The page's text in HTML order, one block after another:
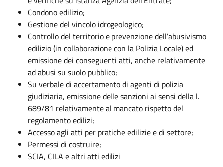
Condono edilizio;
Gestione del vincolo idrogeologico;
Controllo del territorio e prevenzione dell’abusivismo
edilizio (in collaborazione con la Polizia Locale) ed
emissione dei conseguenti atti, anche relativamente
ad abusi su suolo pubblico;
Su verbale di accertamento di agenti di polizia
giudiziaria, emissione delle sanzioni ai sensi della l.
689/81 relativamente al mancato rispetto del
regolamento edilizi;
Accesso agli atti per pratiche edilizie e di settore;
Permessi di costruire;
SCIA, CILA e altri atti edilizi